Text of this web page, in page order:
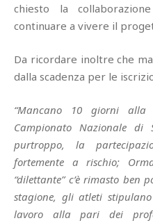
chiesto la
continuare a vivere il
Da ricordare inoltre che
dalla scadenza per le
“Mancano 10 giorni alla
Campionato Nazionale di
purtroppo, la
fortemente a rischio;
“dilettante” c’è rimasto ben
stagione, gli atleti
lavoro alla pari dei